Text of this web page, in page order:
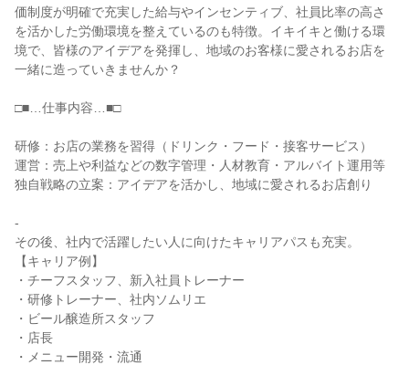
価制度が明確で充実した給与やインセンティブ、社員比率の高さ
を活かした労働環境を整えているのも特徴。イキイキと働ける環
境で、皆様のアイデアを発揮し、地域のお客様に愛されるお店を
一緒に造っていきませんか？
□■…仕事内容…■□
研修：お店の業務を習得（ドリンク・フード・接客サービス）
運営：売上や利益などの数字管理・人材教育・アルバイト運用等
独自戦略の立案：アイデアを活かし、地域に愛されるお店創り
-
その後、社内で活躍したい人に向けたキャリアパスも充実。
【キャリア例】
・チーフスタッフ、新入社員トレーナー
・研修トレーナー、社内ソムリエ
・ビール醸造所スタッフ
・店長
・メニュー開発・流通